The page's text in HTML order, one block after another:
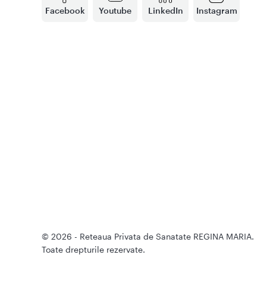
Facebook Youtube LinkedIn Instagram
© 2026 - Reteaua Privata de Sanatate REGINA MARIA.
Toate drepturile rezervate.